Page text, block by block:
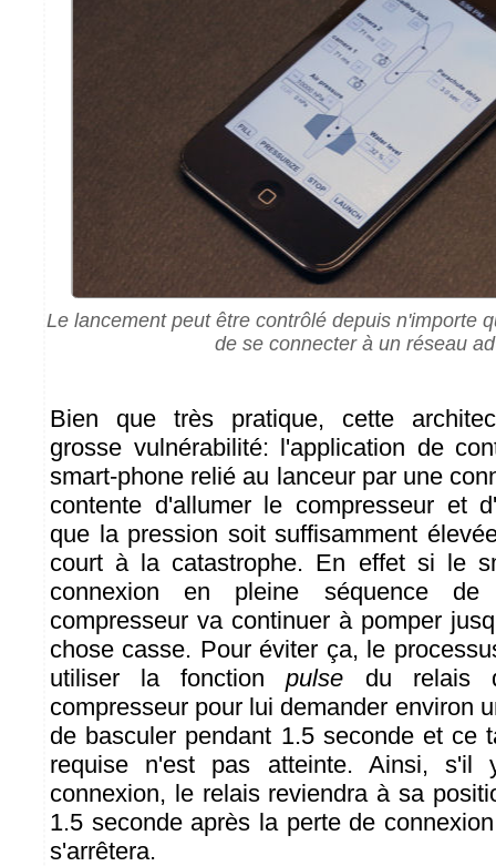
Le lancement peut être contrôlé depuis n'importe
de se connecter à un réseau
Bien que très pratique, cette
grosse vulnérabilité: l'application de
smart-phone relié au lanceur par une
contente d'allumer le compresseur et
que la pression soit suffisamment
court à la catastrophe. En effet si le
connexion en pleine séquence de
compresseur va continuer à pomper
chose casse. Pour éviter ça, le
utiliser la fonctionpulse du relais
compresseur pour lui demander environ
de basculer pendant 1.5 seconde et ce
requise n'est pas atteinte. Ainsi,
connexion, le relais reviendra à sa
1.5 seconde après la perte de
s'arrêtera.